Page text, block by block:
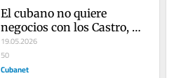
El cubano no quiere
negocios con los Castro,
sino que esto reviente
19.05.2026
50
Cubanet